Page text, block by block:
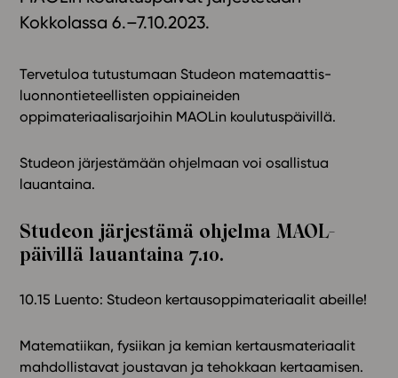
Ohjekeskus
Tiimi
Tietoa meistä
Tilaa uutiskirje
In English
Kokkolassa 6.–7.10.2023.
Tervetuloa tutustumaan Studeon matemaattis-
luonnontieteellisten oppiaineiden
oppimateriaalisarjoihin MAOLin koulutuspäivillä.
Studeon järjestämään ohjelmaan voi osallistua
lauantaina.
Studeon järjestämä ohjelma MAOL-
päivillä lauantaina 7.10.
10.15 Luento: Studeon kertausoppimateriaalit abeille!
Matematiikan, fysiikan ja kemian kertausmateriaalit
mahdollistavat joustavan ja tehokkaan kertaamisen.